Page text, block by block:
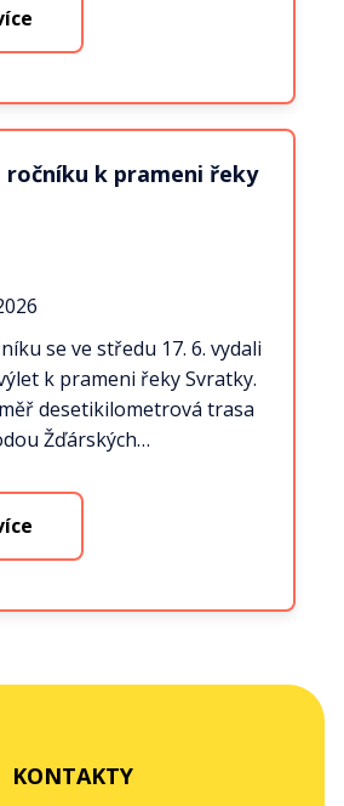
ročníku k prameni řeky
se ve středu 17. 6. vydali
k prameni řeky Svratky.
desetikilometrová trasa
Žďárských…
KONTAKTY